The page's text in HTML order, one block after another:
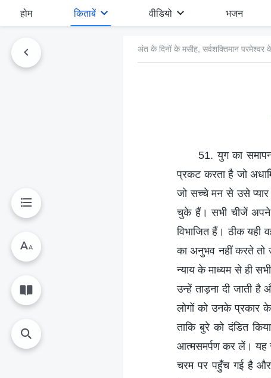
होम किताबें वीडियो भजन
अंत के दिनों के मसीह, सर्वशक्तिमान
51. युग का
प्रकट करता है जो
जो सच्चे मन से उसे
चुके हैं। सभी चीजें अपने
विभाजित हैं। ठीक यही
का अनुभव नहीं करते तो
न्याय के माध्यम से ही
उन्हें ताड़ना दी जाती
लोगों को उनके प्रकार
ताकि बुरे को दंडित
आत्मसमर्पण कर लें। यह
चरम पर पहुँच गई है और